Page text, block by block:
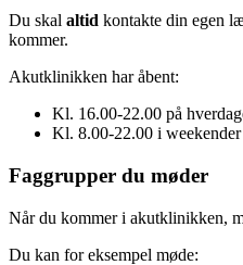
Du skal altid kontakte din egen
kommer.
Akutklinikken har åbent:
Kl. 16.00-22.00 på
Kl. 8.00-22.00 i
Faggrupper du møder
Når du kommer i akutklinikken,
Du kan for eksempel møde: